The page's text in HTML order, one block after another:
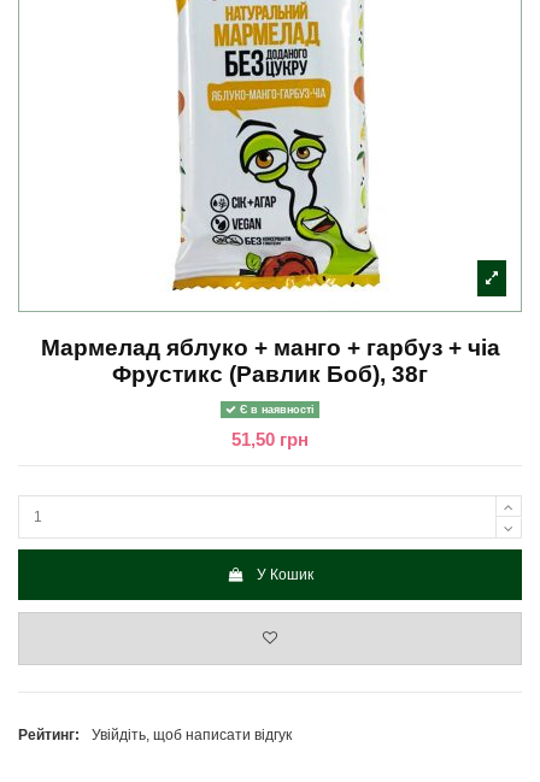
Мармелад яблуко + манго + гарбуз + чіа
Фрустикс (Равлик Боб), 38г
Є в наявності
51,50 грн
У Кошик
Рейтинг: Увійдіть, щоб написати відгук